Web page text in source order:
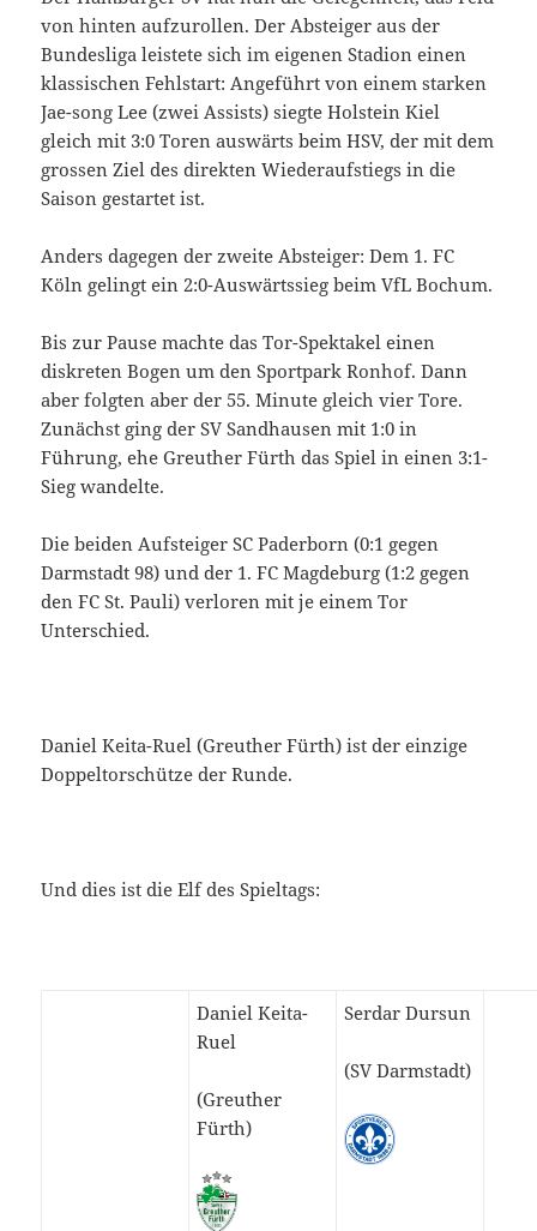
von hinten aufzurollen. Der Absteiger aus der
Bundesliga leistete sich im eigenen Stadion einen
klassischen Fehlstart: Angeführt von einem starken
Jae-song Lee (zwei Assists) siegte Holstein Kiel
gleich mit 3:0 Toren auswärts beim HSV, der mit dem
grossen Ziel des direkten Wiederaufstiegs in die
Saison gestartet ist.
Anders dagegen der zweite Absteiger: Dem 1. FC
Köln gelingt ein 2:0-Auswärtssieg beim VfL Bochum.
Bis zur Pause machte das Tor-Spektakel einen
diskreten Bogen um den Sportpark Ronhof. Dann
aber folgten aber der 55. Minute gleich vier Tore.
Zunächst ging der SV Sandhausen mit 1:0 in
Führung, ehe Greuther Fürth das Spiel in einen 3:1-
Sieg wandelte.
Die beiden Aufsteiger SC Paderborn (0:1 gegen
Darmstadt 98) und der 1. FC Magdeburg (1:2 gegen
den FC St. Pauli) verloren mit je einem Tor
Unterschied.
Daniel Keita-Ruel (Greuther Fürth) ist der einzige
Doppeltorschütze der Runde.
Und dies ist die Elf des Spieltags:
Daniel Keita-
Ruel
(Greuther
Fürth)
Serdar Dursun
(SV Darmstadt)